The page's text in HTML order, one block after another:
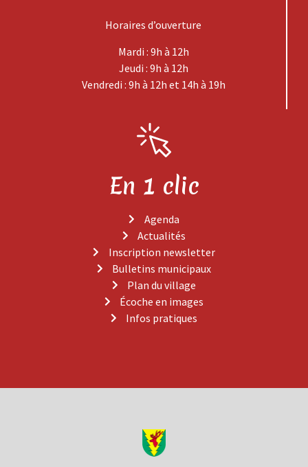
Horaires d’ouverture
Mardi : 9h à 12h
Jeudi : 9h à 12h
Vendredi : 9h à 12h et 14h à 19h
En 1 clic
Agenda
Actualités
Inscription newsletter
Bulletins municipaux
Plan du village
Écoche en images
Infos pratiques